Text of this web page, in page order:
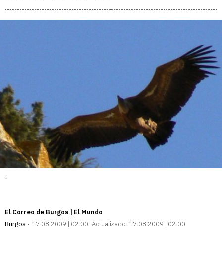
-
El Correo de Burgos | El Mundo
Burgos
17.08.2009 | 02:00 Actualizado: 17.08.2009 | 02:00